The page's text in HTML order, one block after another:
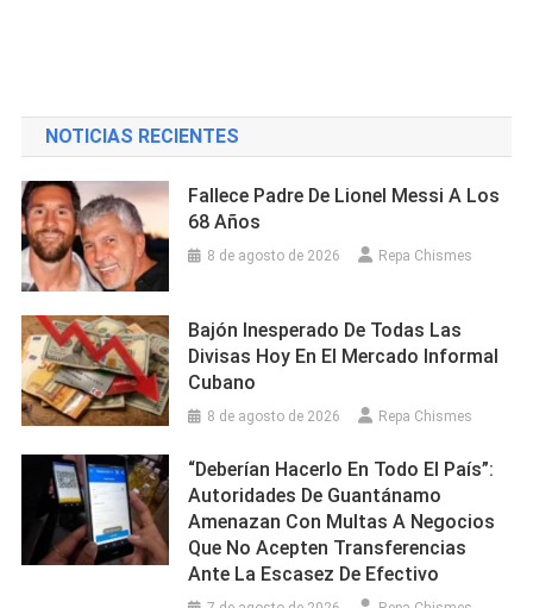
NOTICIAS RECIENTES
Fallece Padre De Lionel Messi A Los
68 Años
8 de agosto de 2026 Repa Chismes
Bajón Inesperado De Todas Las
Divisas Hoy En El Mercado Informal
Cubano
8 de agosto de 2026 Repa Chismes
“Deberían Hacerlo En Todo El País”:
Autoridades De Guantánamo
Amenazan Con Multas A Negocios
Que No Acepten Transferencias
Ante La Escasez De Efectivo